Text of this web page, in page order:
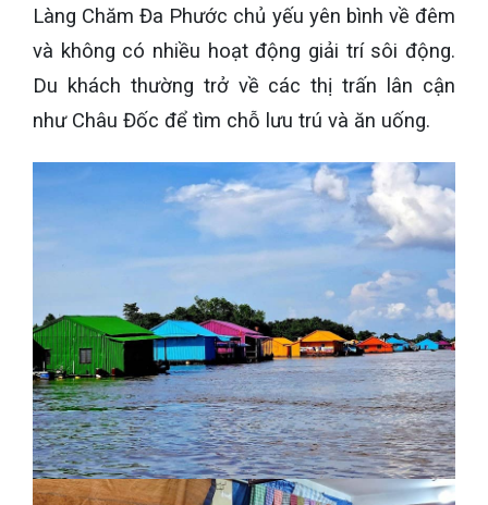
Làng Chăm Đa Phước chủ yếu yên bình về đêm
và không có nhiều hoạt động giải trí sôi động.
Du khách thường trở về các thị trấn lân cận
như Châu Đốc để tìm chỗ lưu trú và ăn uống.